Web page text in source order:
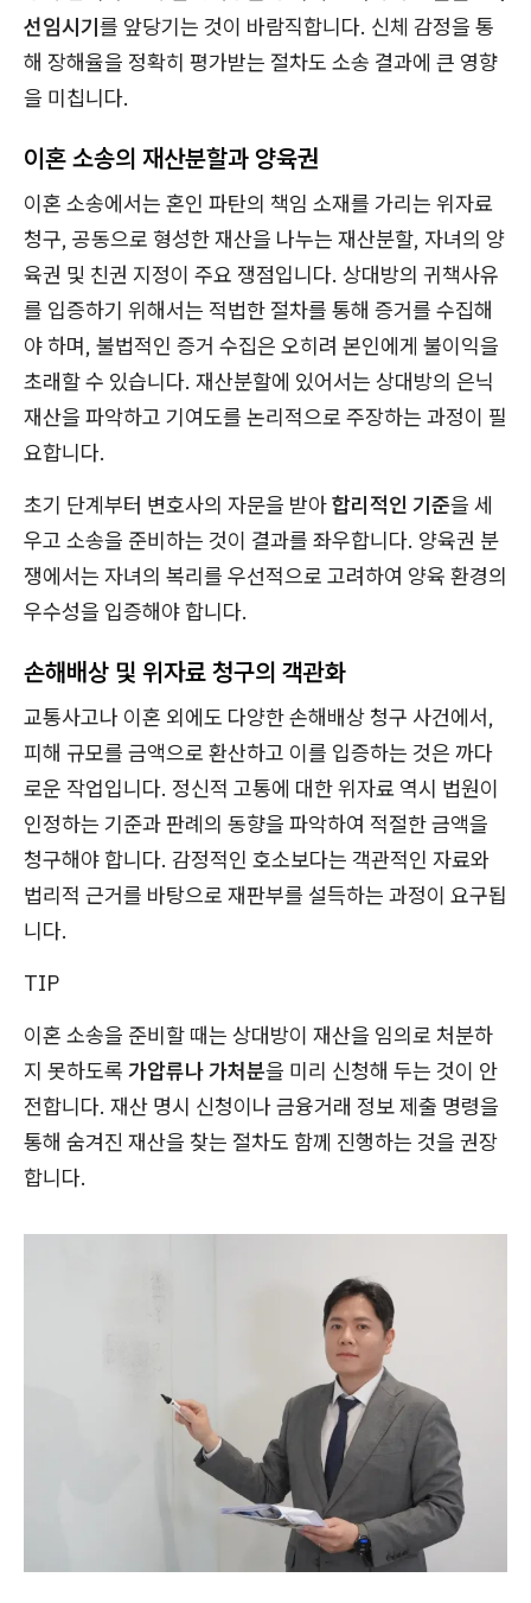
선임시기를 앞당기는 것이 바람직합니다. 신체 감정을 통
해 장해율을 정확히 평가받는 절차도 소송 결과에 큰 영향
을 미칩니다.
이혼 소송의 재산분할과 양육권
이혼 소송에서는 혼인 파탄의 책임 소재를 가리는 위자료
청구, 공동으로 형성한 재산을 나누는 재산분할, 자녀의 양
육권 및 친권 지정이 주요 쟁점입니다. 상대방의 귀책사유
를 입증하기 위해서는 적법한 절차를 통해 증거를 수집해
야 하며, 불법적인 증거 수집은 오히려 본인에게 불이익을
초래할 수 있습니다. 재산분할에 있어서는 상대방의 은닉
재산을 파악하고 기여도를 논리적으로 주장하는 과정이 필
요합니다.
초기 단계부터 변호사의 자문을 받아합리적인 기준을 세
우고 소송을 준비하는 것이 결과를 좌우합니다. 양육권 분
쟁에서는 자녀의 복리를 우선적으로 고려하여 양육 환경의
우수성을 입증해야 합니다.
손해배상 및 위자료 청구의 객관화
교통사고나 이혼 외에도 다양한 손해배상 청구 사건에서,
피해 규모를 금액으로 환산하고 이를 입증하는 것은 까다
로운 작업입니다. 정신적 고통에 대한 위자료 역시 법원이
인정하는 기준과 판례의 동향을 파악하여 적절한 금액을
청구해야 합니다. 감정적인 호소보다는 객관적인 자료와
법리적 근거를 바탕으로 재판부를 설득하는 과정이 요구됩
니다.
TIP
이혼 소송을 준비할 때는 상대방이 재산을 임의로 처분하
지 못하도록 가압류나 가처분을 미리 신청해 두는 것이 안
전합니다. 재산 명시 신청이나 금융거래 정보 제출 명령을
통해 숨겨진 재산을 찾는 절차도 함께 진행하는 것을 권장
합니다.